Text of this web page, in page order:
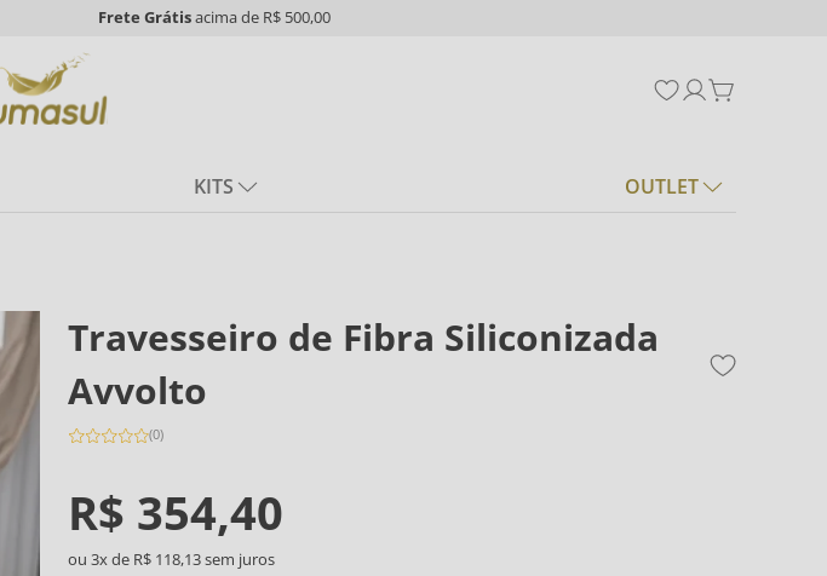
Frete Grátisacima de R$ 500,00
KITS OUTLET
Travesseiro de Fibra Siliconizada
Avvolto
(0)
R$ 354,40
3 R$ 118,13